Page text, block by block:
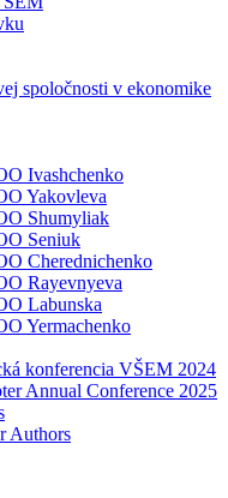
spoločnosti v ekonomike
Ivashchenko
Yakovleva
Shumyliak
Seniuk
Cherednichenko
Rayevnyeva
Labunska
Yermachenko
konferencia VŠEM 2024
Annual Conference 2025
Authors